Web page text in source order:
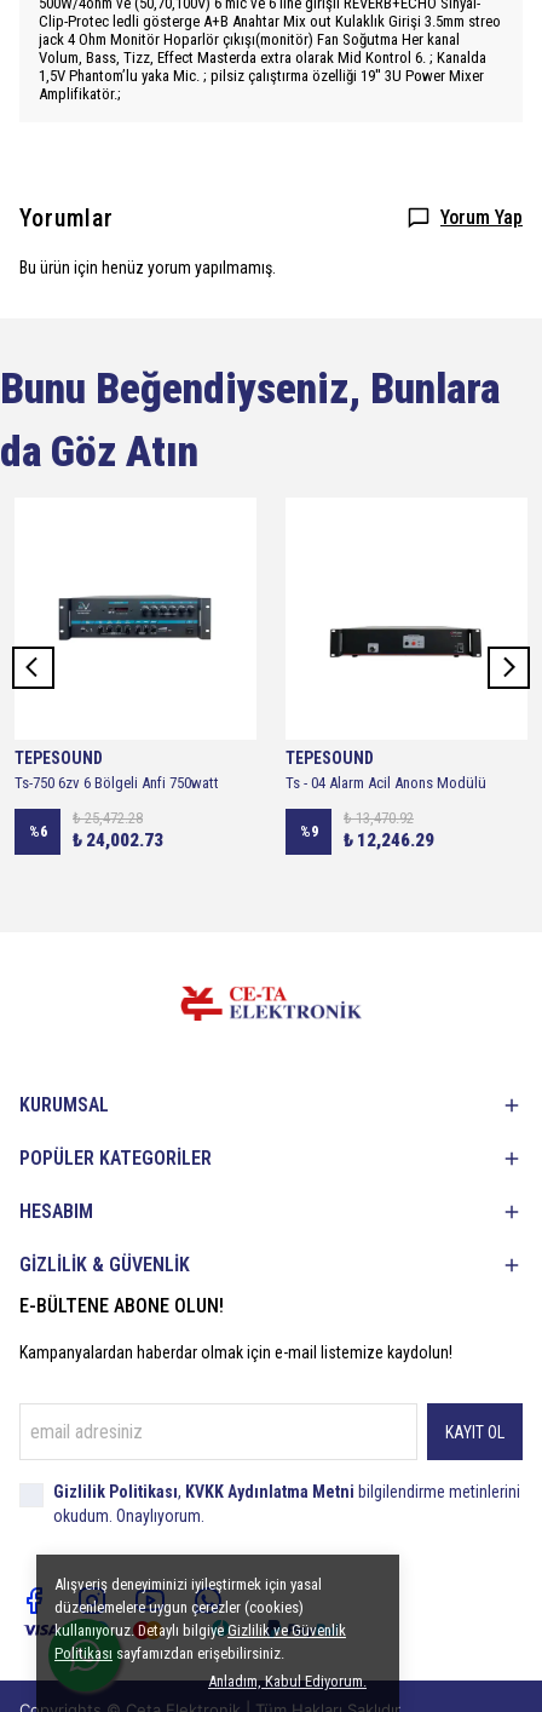
Alışveriş deneyiminizi iyileştirmek için yasal
düzenlemelere uygun çerezler (cookies)
kullanıyoruz. Detaylı bilgiyeGizlilik ve Güvenlik
Politikası sayfamızdan erişebilirsiniz.
Anladım, Kabul Ediyorum.
Clip-Protec ledli gösterge A+B Anahtar Mix out Kulaklık Girişi 3.5mm streo
jack 4 Ohm Monitör Hoparlör çıkışı(monitör) Fan Soğutma Her kanal
Volum, Bass, Tizz, Effect Masterda extra olarak Mid Kontrol 6. ; Kanalda
1,5V Phantom’lu yaka Mic. ; pilsiz çalıştırma özelliği 19'' 3U Power Mixer
Amplifikatör.;
Yorumlar Yorum Yap
Bu ürün için henüz yorum yapılmamış.
Bunu Beğendiyseniz, Bunlara
da Göz Atın
TEPESOUND
Ts-750 6zv 6 Bölgeli Anfi 750watt
%6
₺ 25,472.28
₺ 24,002.73
TEPESOUND
Ts - 04 Alarm Acil Anons Modülü
%9
₺ 13,470.92
₺ 12,246.29
KURUMSAL
POPÜLER KATEGORİLER
HESABIM
GİZLİLİK & GÜVENLİK
E-BÜLTENE ABONE OLUN!
Kampanyalardan haberdar olmak için e-mail listemize kaydolun!
KAYIT OL
Gizlilik Politikası, KVKK Aydınlatma Metni bilgilendirme metinlerini
okudum. Onaylıyorum.